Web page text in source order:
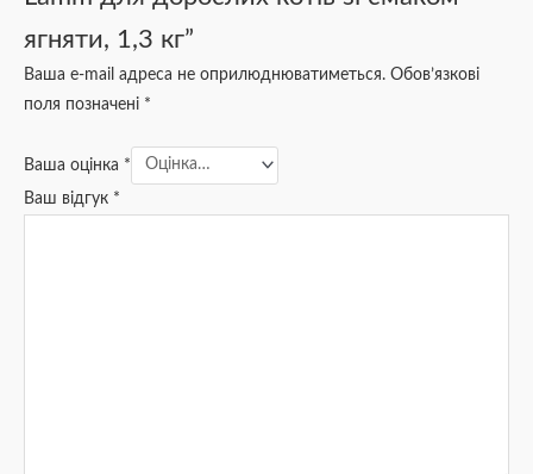
ягняти, 1,3 кг”
Ваша e-mail адреса не оприлюднюватиметься. Обов’язкові
поля позначені *
Ваша оцінка *
Ваш відгук *